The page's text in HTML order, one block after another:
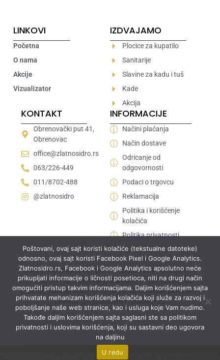
Salon kupatilske opreme u Bariču koji nudi sve za
moderno i funkcionalno kupatilo — od sanitarija i
pločica do tuš kabina i bojlera, uz stručnu podršku i
prevoz po posebnim uslovima.
LINKOVI
Početna
O nama
Akcije
Vizualizator
IZDVAJAMO
Plocice za kupatilo
Sanitarije
Slavine za kadu i tuš
Kade
Akcija
KONTAKT
Obrenovački put 41,
Obrenovac
office@zlatnosidro.rs
063/226-449
011/8702-488
@zlatnosidro
INFORMACIJE
Načini plaćanja
Način dostave
Odricanje od
odgovornosti
Podaci o trgovcu
Reklamacija
Politika i korišćenje
kolačića
Politika privatnosti
© 2026 All Rights Reserved | Website made by profesionalci.rs
Poštovani, ovaj sajt koristi kolačiće (tekstualne datoteke)
odnosno, ovaj sajt koristi Facebook Pixel i Google Analytics.
Zlatnosidro.rs, Facebook i Google Analytics apsolutno neće
prikupljati informacije o ličnosti posetioca, niti na drugi način
omogućiti pristup takvim informacijama. Daljim korišćenjem sajta
prihvatate mehanizam korišćenja kolačića koji služe za razvoj i
poboljšanje naše web stranice, kao i usluga koje Vam nudimo.
Takođe daljim korišćenjem sajta saglasni ste sa politikom
privatnosti i uslovima korišćenja, koji su sastavni deo ugovora
na daljinu
U redu